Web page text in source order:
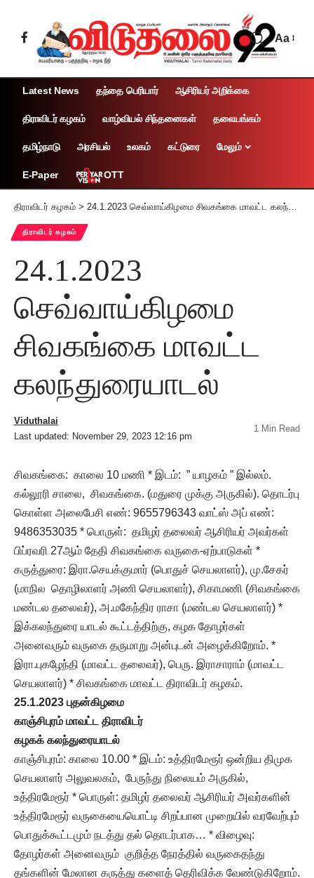
Aa
Latest News தந்தை பெரியார் ஆசிரியர் அறிக்கை
திராவிடர் கழகம் வாழ்வியல் சிந்தனைகள் தலையங்கம்
தமிழ்நாடு அரசியல் உலகம் கட்டுரை மேலும்
E-Paper OTT
திராவிடர் கழகம் > 24.1.2023 செவ்வாய்கிழமை சிவகங்கை மாவட்ட கலந்துரையாடல்
திராவிடர் கழகம்
24.1.2023
செவ்வாய்கிழமை
சிவகங்கை மாவட்ட
கலந்துரையாடல்
Last updated: November 29, 2023 12:16 pm
Viduthalai
1 Min Read
சிவகங்கை: காலை 10 மணி * இடம்: ” யாழகம் ” இல்லம்.
கல்லூரி சாலை, சிவகங்கை. (மதுரை முக்கு அருகில்). தொடர்பு
கொள்ள அலைபேசி எண்: 9655796343 வாட்ஸ் அப் எண்:
9486353035 * பொருள்: தமிழர் தலைவர் ஆசிரியர் அவர்கள்
பிப்ரவரி 27ஆம் தேதி சிவகங்கை வருகை-ஏற்பாடுகள் *
கருத்துரை: இரா.செயக்குமார் (பொதுச் செயலாளர்), மு.சேகர்
(மாநில தொழிலாளர் அணி செயலாளர்), சிகாமணி (சிவகங்கை
மண்டல தலைவர்), அ.மகேந்திர ராசா (மண்டல செயலாளர்) *
இக்கலந்துரை யாடல் கூட்டத்திற்கு, கழக தோழர்கள்
அனைவரும் வருகை தருமாறு அன்புடன் அழைக்கிறோம். *
இரா.புகழேந்தி (மாவட்ட தலைவர்), பெரு. இராசாராம் (மாவட்ட
செயலாளர்) * சிவகங்கை மாவட்ட திராவிடர் கழகம்.
25.1.2023 புதன்கிழமை
காஞ்சிபுரம் மாவட்ட திராவிடர்
கழகக் கலந்துரையாடல்
காஞ்சிபுரம்: காலை 10.00 * இடம்: உத்திரமேரூர் ஒன்றிய திமுக
செயலாளர் அலுவலகம், பேருந்து நிலையம் அருகில்,
உத்திரமேரூர் * பொருள்: தமிழர் தலைவர் ஆசிரியர் அவர்களின்
உத்திரமேரூர் வருகையையொட்டி சிறப்பான முறையில் வரவேற்பும்
பொதுக்கூட்டமும் நடத்து தல் தொடர்பாக… * விழைவு:
தோழர்கள் அனைவரும் குறித்த நேரத்தில் வருகைதந்து
தங்களின் மேலான கருத்து களைத் தெரிவிக்க வேண்டுகிறோம்.